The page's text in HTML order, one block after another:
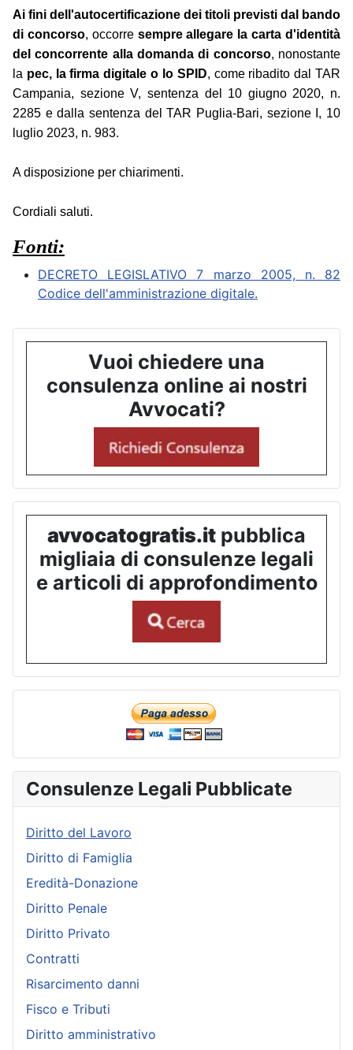
Ai fini dell'autocertificazione dei titoli previsti dal bando
di concorso, occorre sempre allegare la carta d'identità
del concorrente alla domanda di concorso, nonostante
la pec, la firma digitale o lo SPID, come ribadito dal TAR
Campania, sezione V, sentenza del 10 giugno 2020, n.
2285 e dalla sentenza del TAR Puglia-Bari, sezione I, 10
luglio 2023, n. 983.
A disposizione per chiarimenti.
Cordiali saluti.
Fonti:
DECRETO LEGISLATIVO 7 marzo 2005, n. 82
Codice dell'amministrazione digitale.
Vuoi chiedere una
consulenza online ai nostri
Avvocati?
avvocatogratis.it pubblica
migliaia di consulenze legali
e articoli di approfondimento
Consulenze Legali Pubblicate
Diritto del Lavoro
Diritto di Famiglia
Eredità-Donazione
Diritto Penale
Diritto Privato
Contratti
Risarcimento danni
Fisco e Tributi
Diritto amministrativo